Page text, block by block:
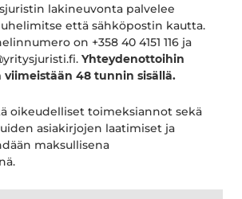
lakineuvonta palvelee
että sähköpostin kautta.
on +358 40 4151 116 ja
Yhteydenottoihin
viimeistään 48 tunnin sisällä.
oikeudelliset toimeksiannot sekä
asiakirjojen laatimiset ja
maksullisena